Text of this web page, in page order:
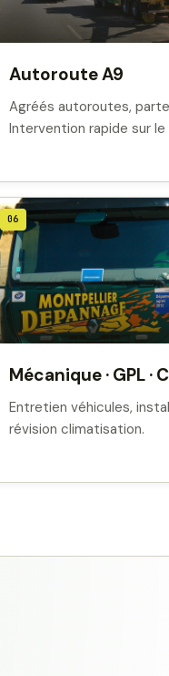
Autoroute A9
Agréés autoroutes,
Intervention rapide sur le
06
Mécanique · GPL ·
Entretien véhicules,
révision climatisation.